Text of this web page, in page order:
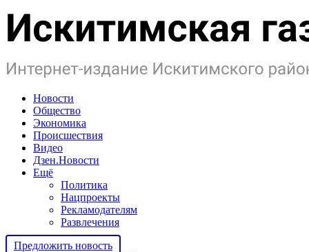
Новости
Общество
Экономика
Происшествия
Видео
Дзен.Новости
Ещё
Политика
Нацпроекты
Рекламодателям
Развлечения
Предложить новость